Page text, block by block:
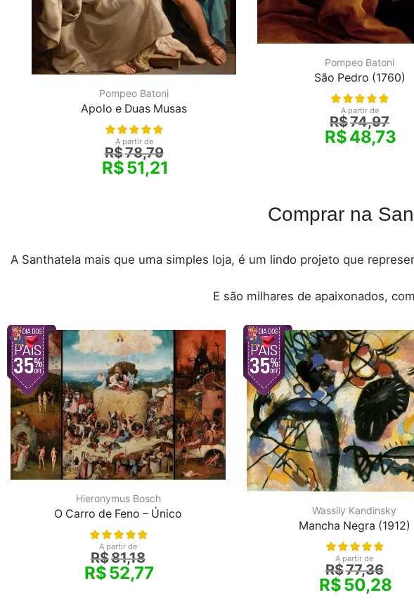
Pompeo Batoni
Apolo e Duas Musas
A partir de
R$78,79
R$51,21
Pompeo Batoni
São Pedro (1760)
A partir de
R$74,97
R$48,73
Comprar na
A Santhatela mais que uma simples loja, é um lindo projeto que
E são milhares de apaixonados,
Hieronymus Bosch
O Carro de Feno – Único
A partir de
R$81,18
R$52,77
Wassily Kandinsky
Mancha Negra (1912)
A partir de
R$77,36
R$50,28